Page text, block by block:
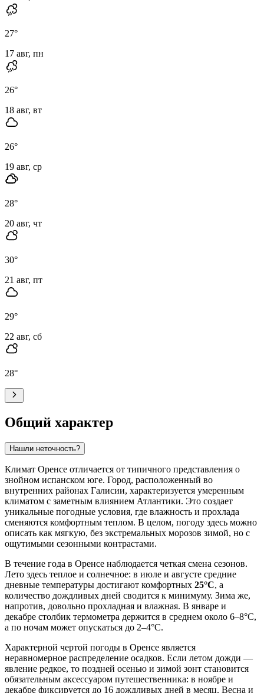
27°
17 авг, пн
26°
18 авг, вт
26°
19 авг, ср
28°
20 авг, чт
30°
21 авг, пт
29°
22 авг, сб
28°
Общий характер
Нашли неточность?
Климат Оренсе отличается от типичного представления о
знойном испанском юге. Город, расположенный во
внутренних районах Галисии, характеризуется умеренным
климатом с заметным влиянием Атлантики. Это создает
уникальные погодные условия, где влажность и прохлада
сменяются комфортным теплом. В целом, погоду здесь можно
описать как мягкую, без экстремальных морозов зимой, но с
ощутимыми сезонными контрастами.
В течение года в Оренсе наблюдается четкая смена сезонов.
Лето здесь теплое и солнечное: в июле и августе средние
дневные температуры достигают комфортных 25°C, а
количество дождливых дней сводится к минимуму. Зима же,
напротив, довольно прохладная и влажная. В январе и
декабре столбик термометра держится в среднем около 6–8°C,
а по ночам может опускаться до 2–4°C.
Характерной чертой погоды в Оренсе является
неравномерное распределение осадков. Если летом дожди —
явление редкое, то поздней осенью и зимой зонт становится
обязательным аксессуаром путешественника: в ноябре и
декабре фиксируется до 16 дождливых дней в месяц. Весна и